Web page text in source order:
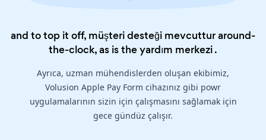
and to top it off, müşteri desteği mevcuttur around-
the-clock, as is theyardım merkezi.
Ayrıca, uzman mühendislerden oluşan ekibimiz,
Volusion Apple Pay Form cihazınız gibi powr
uygulamalarının sizin için çalışmasını sağlamak için
gece gündüz çalışır.